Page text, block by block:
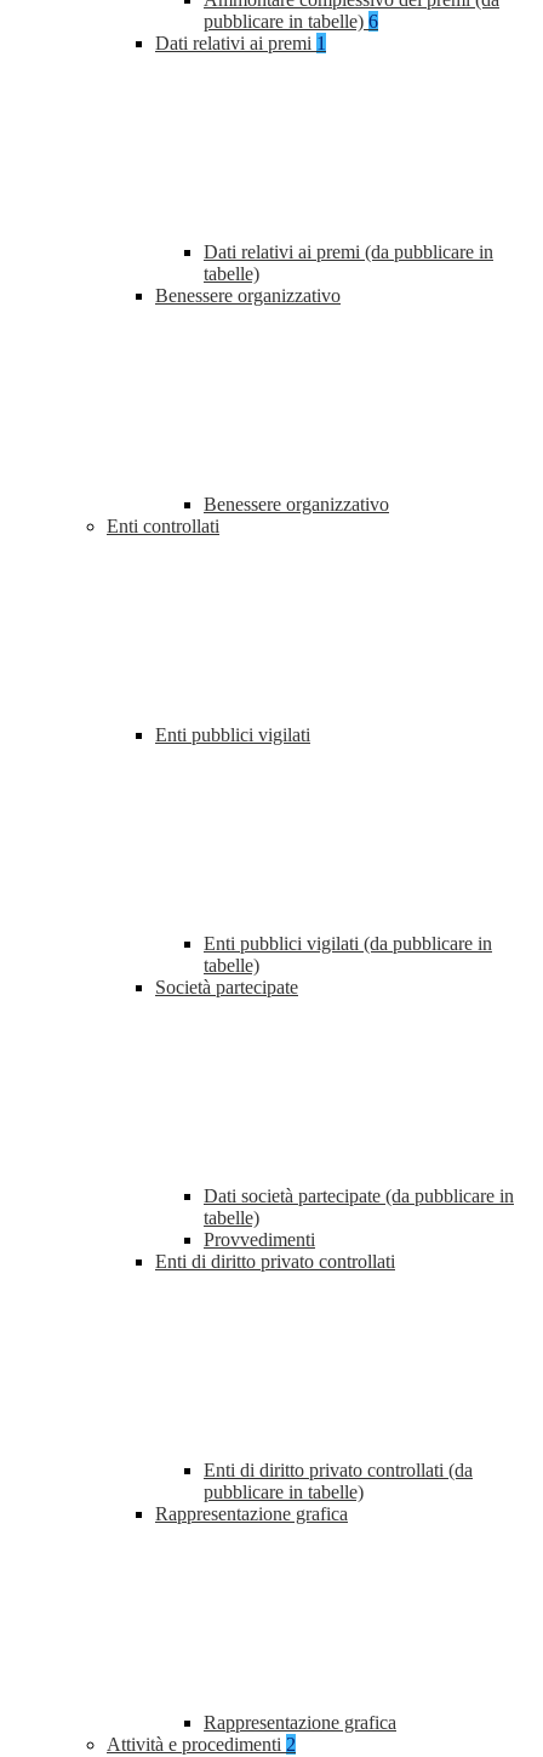
pubblicare in tabelle) 6
Dati relativi ai premi 1
Dati relativi ai premi (da pubblicare in
tabelle)
Benessere organizzativo
Benessere organizzativo
Enti controllati
Enti pubblici vigilati
Enti pubblici vigilati (da pubblicare in
tabelle)
Società partecipate
Dati società partecipate (da pubblicare in
tabelle)
Provvedimenti
Enti di diritto privato controllati
Enti di diritto privato controllati (da
pubblicare in tabelle)
Rappresentazione grafica
Rappresentazione grafica
Attività e procedimenti 2